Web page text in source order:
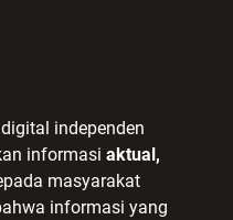
independen
informasi aktual,
masyarakat
informasi yang